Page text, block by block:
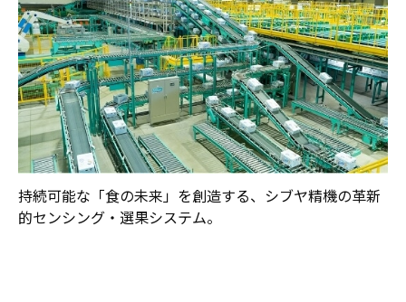
持続可能な「食の未来」を創造する、シブヤ精機の革新
的センシング・選果システム。